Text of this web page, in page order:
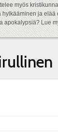
myös
ja
apokalypsiä? Lue